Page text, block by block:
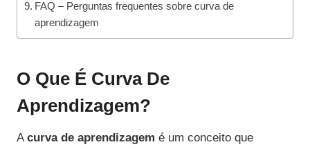
FAQ – Perguntas frequentes sobre curva de
aprendizagem
O Que É Curva De
Aprendizagem?
Acurva de aprendizagem é um conceito que